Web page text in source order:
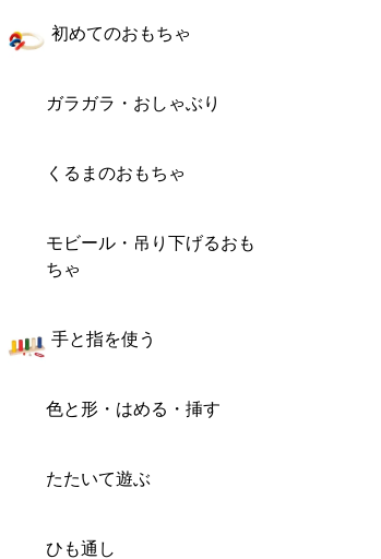
初めてのおもちゃ
ガラガラ・おしゃぶり
くるまのおもちゃ
モビール・吊り下げるおも
ちゃ
手と指を使う
色と形・はめる・挿す
たたいて遊ぶ
ひも通し